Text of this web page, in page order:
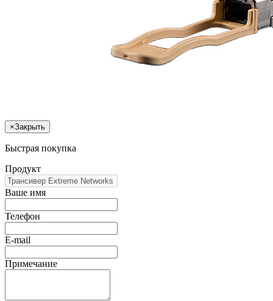
×Закрыть
Быстрая покупка
Продукт
Ваше имя
Телефон
E-mail
Примечание